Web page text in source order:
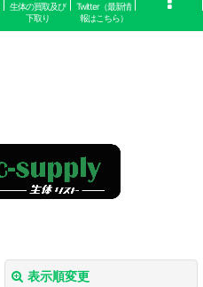
生体の買取及び
下取り
Twitter（最新情
報はこちら）
表示順変更